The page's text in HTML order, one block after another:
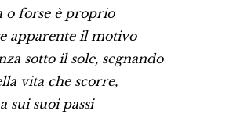
o forse è proprio
apparente il motivo
sotto il sole, segnando
vita che scorre,
sui suoi passi